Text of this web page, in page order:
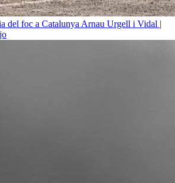
del foc a Catalunya Arnau Urgell i Vidal |